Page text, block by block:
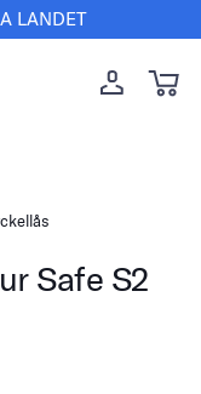
LANDET
Safe S2